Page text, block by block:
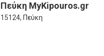
MyKipouros.gr
Πεύκη